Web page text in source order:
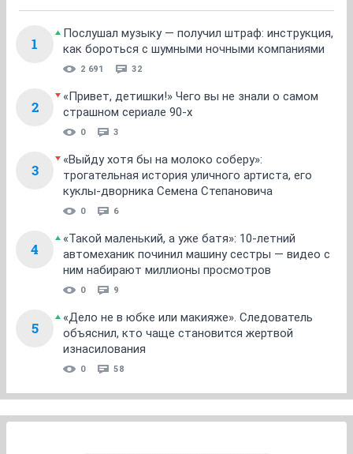
1
Послушал музыку — получил штраф: инструкция,
как бороться с шумными ночными компаниями
2 691 32
2
«Привет, детишки!» Чего вы не знали о самом
страшном сериале 90-х
0 3
3
«Выйду хотя бы на молоко соберу»:
трогательная история уличного артиста, его
куклы-дворника Семена Степановича
0 6
4
«Такой маленький, а уже батя»: 10-летний
автомеханик починил машину сестры — видео с
ним набирают миллионы просмотров
0 9
5
«Дело не в юбке или макияже». Следователь
объяснил, кто чаще становится жертвой
изнасилования
0 58